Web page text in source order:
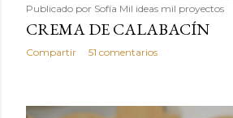
Publicado por Sofía Mil ideas mil proyectos
CREMA DE CALABACÍN
Compartir 51 comentarios